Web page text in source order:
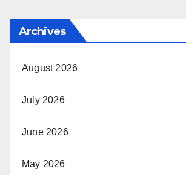
Archives
August 2026
July 2026
June 2026
May 2026